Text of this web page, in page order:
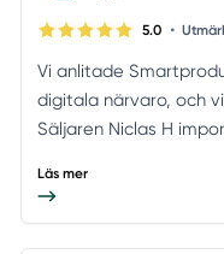
5.0 •
Vi anlitade
digitala närvaro, och
Säljaren Niclas H
Läs mer